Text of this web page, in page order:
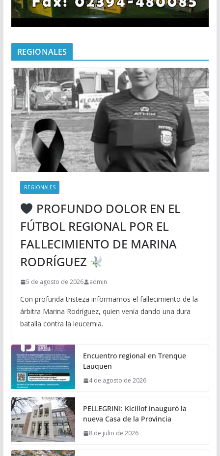
REGIONALES
REGIONALES
PROFUNDO DOLOR EN EL
FÚTBOL REGIONAL POR EL
FALLECIMIENTO DE MARINA
RODRÍGUEZ
5 de agosto de 2026 admin
Con profunda tristeza informamos el fallecimiento de la
árbitra Marina Rodríguez, quien venía dando una dura
batalla contra la leucemia.
Encuentro regional en Trenque
Lauquen
4 de agosto de 2026
PELLEGRINI: Kicillof inauguró la
nueva Casa de la Provincia
8 de julio de 2026